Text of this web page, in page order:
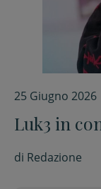
25 Giugno 2026
Luk3 in
di Redazione